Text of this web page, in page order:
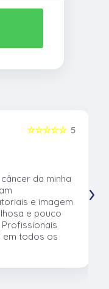
5
☆☆☆☆☆
da minha
e imagem
e pouco
em todos os
›